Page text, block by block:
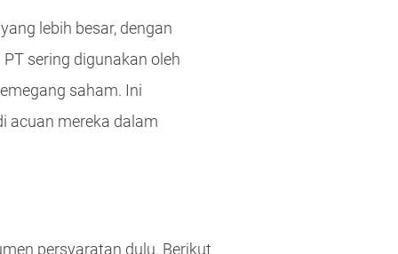
lebih besar, dengan
sering digunakan oleh
saham. Ini
acuan mereka dalam
persyaratan dulu. Berikut